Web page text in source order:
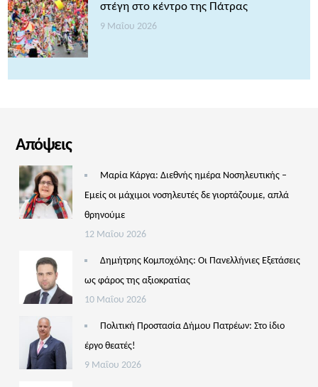
στέγη στο κέντρο της Πάτρας
9 Μαΐου 2026
Απόψεις
Μαρία Κάργα: Διεθνής ημέρα Νοσηλευτικής –
Εμείς οι μάχιμοι νοσηλευτές δε γιορτάζουμε, απλά
θρηνούμε
12 Μαΐου 2026
Δημήτρης Κομποχόλης: Οι Πανελλήνιες Εξετάσεις
ως φάρος της αξιοκρατίας
10 Μαΐου 2026
Πολιτική Προστασία Δήμου Πατρέων: Στο ίδιο
έργο θεατές!
9 Μαΐου 2026